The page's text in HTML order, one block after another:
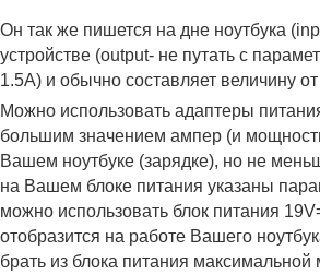
Он так же пишется на дне ноутбука
устройстве (output- не путать с
1.5A) и обычно составляет величину
Можно использовать адаптеры
большим значением ампер (и
Вашем ноутбуке (зарядке), но не
на Вашем блоке питания указаны
можно использовать блок питания
отобразится на работе Вашего
брать из блока питания